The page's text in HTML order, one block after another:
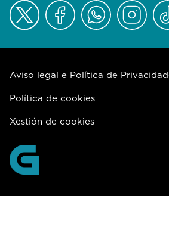
Aviso legal e Política de
Política de cookies
Xestión de cookies